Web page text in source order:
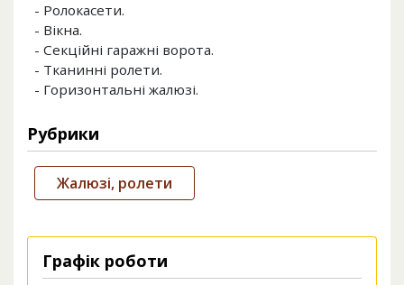
- Ролокасети.
- Вікна.
- Секційні гаражні ворота.
- Тканинні ролети.
- Горизонтальні жалюзі.
Рубрики
Жалюзі, ролети
Графік роботи